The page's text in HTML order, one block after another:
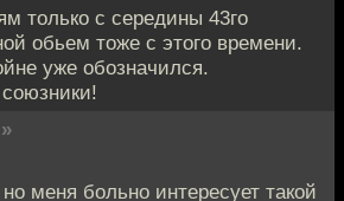
только с середины 43го
обьем тоже с этого времени.
уже обозначился.
»
меня больно интересует такой